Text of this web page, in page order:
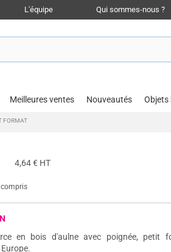
L'équipe Qui sommes-nous ?
Meilleures ventes Nouveautés Objets
FORMAT
4,64€ HT
en bois d'aulne avec poignée, petit